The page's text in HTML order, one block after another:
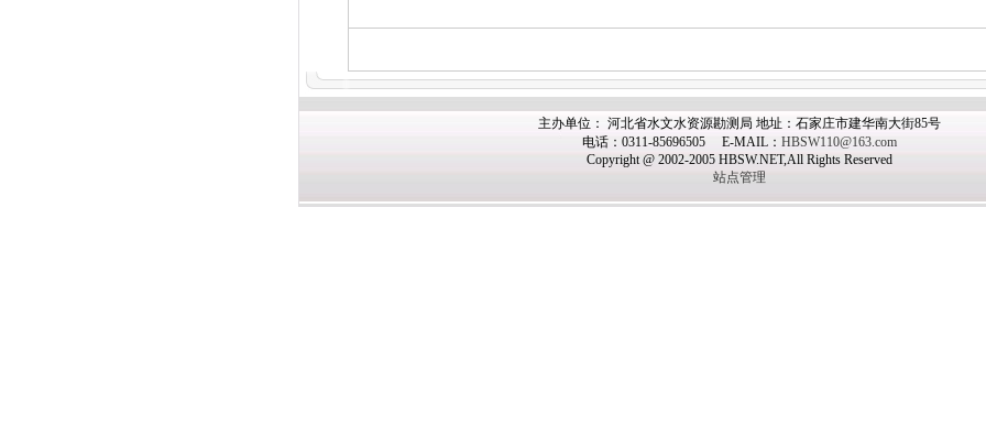
主办单位： 河北省水文水资源勘测局 地址：石家庄市建华南大街85号
电话：0311-85696505 E-MAIL： HBSW110@163.com
Copyright @ 2002-2005 HBSW.NET,All Rights Reserved
站点管理